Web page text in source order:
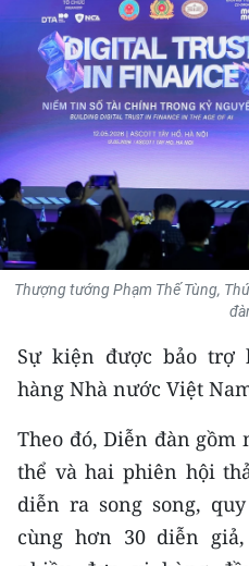
GIÁO DỤC
Y TẾ
KHOA HỌC - CÔNG NGHỆ
MÔI TRƯỜNG
BẠN ĐỌC
KIỂM CHỨNG THÔNG TIN
54 DÂN TỘC VIỆT NAM
CHƯƠNG TRÌNH OCOP -
MỘT SẢN PHẨM
RADIO
Thượng tướng Phạm Thế Tùng,
Sự kiện được bảo trợ
hàng Nhà nước Việt
Theo đó, Diễn đàn
thể và hai phiên hội
diễn ra song song,
cùng hơn 30 diễn